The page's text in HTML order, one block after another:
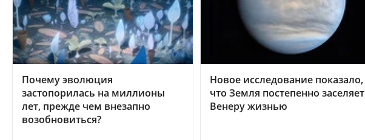
Почему эволюция
застопорилась на миллионы
лет, прежде чем внезапно
возобновиться?
Новое исследование показало,
что Земля постепенно заселяет
Венеру жизнью